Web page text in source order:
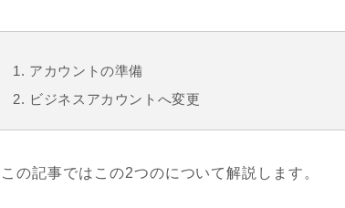
アカウントの準備
ビジネスアカウントへ変更
この記事ではこの2つのについて解説します。